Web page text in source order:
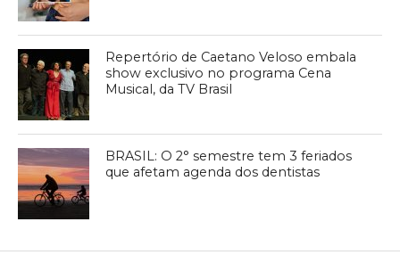
Repertório de Caetano Veloso embala
show exclusivo no programa Cena
Musical, da TV Brasil
BRASIL: O 2° semestre tem 3 feriados
que afetam agenda dos dentistas